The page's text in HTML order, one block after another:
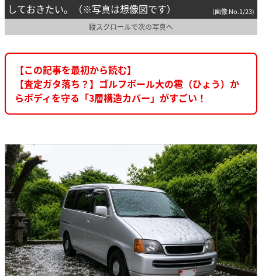
しておきたい。（※写真は想像図です）
(画像 No.1/23)
縦スクロールで次の写真へ
【この記事を最初から読む】
【査定ガタ落ち？】ゴルフボール大の雹（ひょう）か
らボディを守る「3層構造カバー」がすごい！